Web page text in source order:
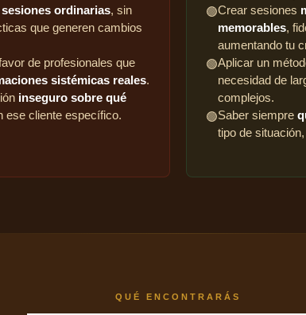
sesiones ordinarias, sin
que generen cambios
de profesionales que
sistémicas reales.
inseguro sobre qué
ese cliente específico.
🟢Crear sesiones
memorables,
aumentando tu
🟢Aplicar un
necesidad de
complejos.
🟢Saber siempre
tipo de
QUÉ ENCONTRARÁS